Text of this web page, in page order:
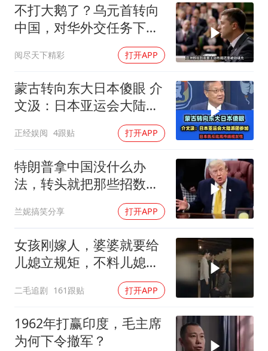
上海大部迎大暴雨
外国游客的“中国游三件套”火了
一周大涨超7% 金价为何突然上涨
构建更高水平的全民健身公共服务体系
不打大鹅了？乌元首转向
中国，对华外交任务下
阅尽天下精彩 打开APP
蒙古转向东大日本傻眼 介
文汲：日本亚运会大陆派
正经娱阅 4跟贴 打开APP
特朗普拿中国没什么办
法，转头就把那些招数，
全往莫迪身上招呼了
兰妮搞笑分享 打开APP
女孩刚嫁人，婆婆就要给
儿媳立规矩，不料儿媳不
二毛追剧 161跟贴 打开APP
1962年打赢印度，毛主席
为何下令撤军？